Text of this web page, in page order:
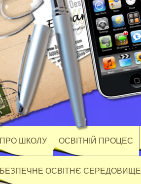
ПРО ШКОЛУ ОСВІТНІЙ ПРОЦЕС
БЕЗПЕЧНЕ ОСВІТНЄ СЕРЕДОВИЩЕ